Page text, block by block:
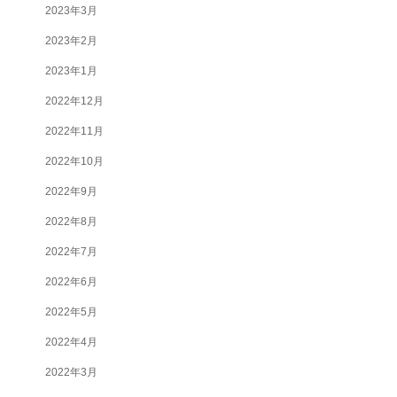
2023年3月
2023年2月
2023年1月
2022年12月
2022年11月
2022年10月
2022年9月
2022年8月
2022年7月
2022年6月
2022年5月
2022年4月
2022年3月